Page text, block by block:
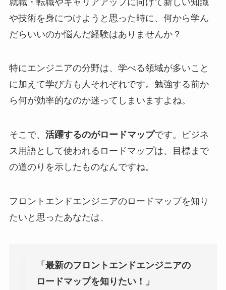
や技術を身につけようと思った時に、何から学ん
だらいいのか悩んだ経験はありませんか？
特にエンジニアの分野は、学べる領域が多いこと
に加えて学び方も人それぞれです。勉強する前か
ら何が効率的なのか迷ってしまいますよね。
そこで、 活躍するのがロードマップです。ビジネ
ス用語として使われるロードマップは、目標まで
の道のりを示したものなんですね。
フロントエンドエンジニアのロードマップを知り
たいと思ったあなたは、
「最新のフロントエンドエンジニアの
ロードマップを知りたい！」